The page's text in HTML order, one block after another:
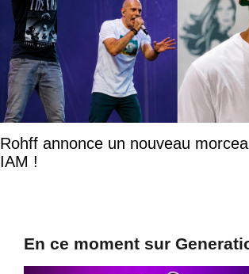
Rohff annonce un nouveau
IAM !
En ce moment sur